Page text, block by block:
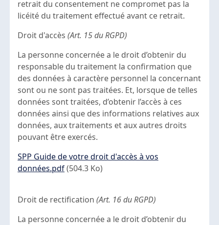
retrait du consentement ne compromet pas la
licéité du traitement effectué avant ce retrait.
Droit d'accès (Art. 15 du RGPD)
La personne concernée a le droit d’obtenir du
responsable du traitement la confirmation que
des données à caractère personnel la concernant
sont ou ne sont pas traitées. Et, lorsque de telles
données sont traitées, d’obtenir l’accès à ces
données ainsi que des informations relatives aux
données, aux traitements et aux autres droits
pouvant être exercés.
Document
SPP Guide de votre droit d'accès à vos
données.pdf(504.3 Ko)
Droit de rectification (Art. 16 du RGPD)
La personne concernée a le droit d’obtenir du